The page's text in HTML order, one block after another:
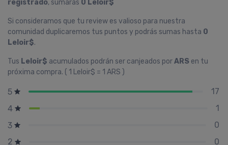
registrado, sumarás 0 Leloir$
Si consideramos que tu review es valioso para nuestra
comunidad duplicaremos tus puntos y podrás sumas hasta 0
Leloir$.
Tus Leloir$ acumulados podrán ser canjeados porARS en tu
próxima compra. ( 1 Leloir$ = 1 ARS )
5
17
4
1
3
0
2
0